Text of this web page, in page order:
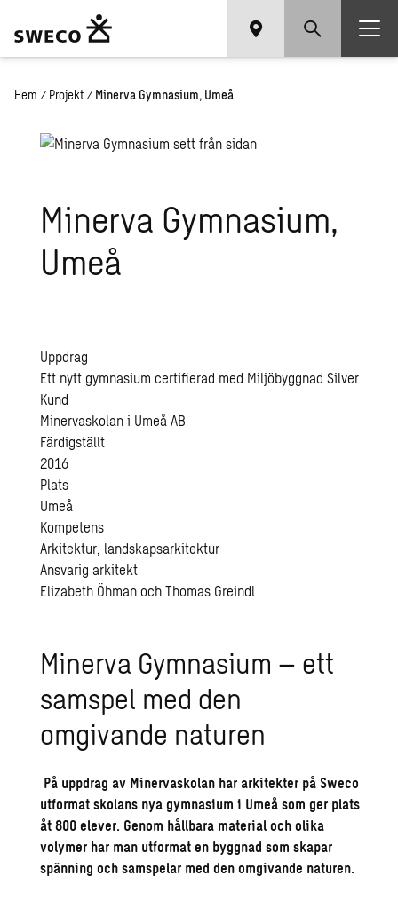
Hem / Projekt / Minerva Gymnasium, Umeå
Mi­ner­va Gym­na­si­um,
Umeå
Uppdrag
Ett nytt gymnasium certifierad med Miljöbyggnad Silver
Kund
Minervaskolan i Umeå AB
Färdigställt
2016
Plats
Umeå
Kompetens
Arkitektur, landskapsarkitektur
Ansvarig arkitekt
Elizabeth Öhman och Thomas Greindl
Minerva Gymnasium – ett
samspel med den
omgivande naturen
På uppdrag av Minervaskolan har arkitekter på Sweco
utformat skolans nya gymnasium i Umeå som ger plats
åt 800 elever. Genom hållbara material och olika
volymer har man utformat en byggnad som skapar
spänning och samspelar med den omgivande naturen.